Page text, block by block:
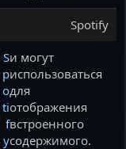
Spotify
S
p
o
ti
f
y
и могут
использоваться
для
отображения
встроенного
содержимого.